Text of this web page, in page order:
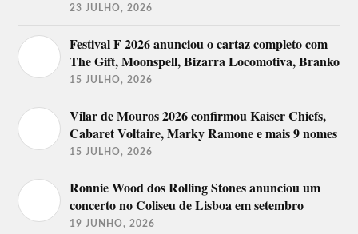
23 JULHO, 2026
Festival F 2026 anunciou o cartaz completo com
The Gift, Moonspell, Bizarra Locomotiva, Branko
15 JULHO, 2026
Vilar de Mouros 2026 confirmou Kaiser Chiefs,
Cabaret Voltaire, Marky Ramone e mais 9 nomes
15 JULHO, 2026
Ronnie Wood dos Rolling Stones anunciou um
concerto no Coliseu de Lisboa em setembro
19 JUNHO, 2026